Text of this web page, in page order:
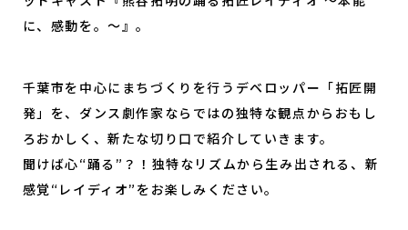
に、感動を。〜』。
千葉市を中心にまちづくりを行うデベロッパー「拓匠開
発」を、ダンス劇作家ならではの独特な観点からおもし
ろおかしく、新たな切り口で紹介していきます。
聞けば心“踊る”？！独特なリズムから生み出される、新
感覚“レイディオ”をお楽しみください。